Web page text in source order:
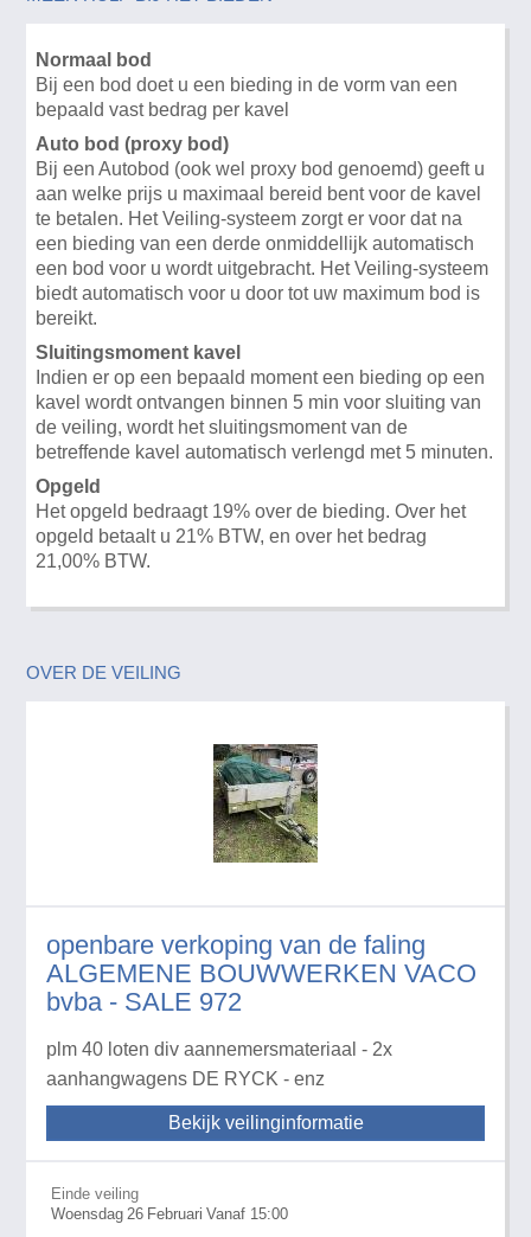
Normaal bod
Bij een bod doet u een bieding in de vorm van een
bepaald vast bedrag per kavel
Auto bod (proxy bod)
Bij een Autobod (ook wel proxy bod genoemd) geeft u
aan welke prijs u maximaal bereid bent voor de kavel
te betalen. Het Veiling-systeem zorgt er voor dat na
een bieding van een derde onmiddellijk automatisch
een bod voor u wordt uitgebracht. Het Veiling-systeem
biedt automatisch voor u door tot uw maximum bod is
bereikt.
Sluitingsmoment kavel
Indien er op een bepaald moment een bieding op een
kavel wordt ontvangen binnen 5 min voor sluiting van
de veiling, wordt het sluitingsmoment van de
betreffende kavel automatisch verlengd met 5 minuten.
Opgeld
Het opgeld bedraagt 19% over de bieding. Over het
opgeld betaalt u 21% BTW, en over het bedrag
21,00% BTW.
OVER DE VEILING
openbare verkoping van de faling
ALGEMENE BOUWWERKEN VACO
bvba - SALE 972
plm 40 loten div aannemersmateriaal - 2x
aanhangwagens DE RYCK - enz
Bekijk veilinginformatie
Einde veiling
Woensdag 26 Februari Vanaf 15:00